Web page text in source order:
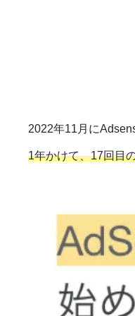
2022年11月に
1年かけて、17回目